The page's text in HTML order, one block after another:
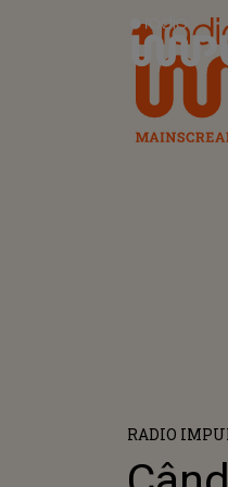
Radio
RADIO